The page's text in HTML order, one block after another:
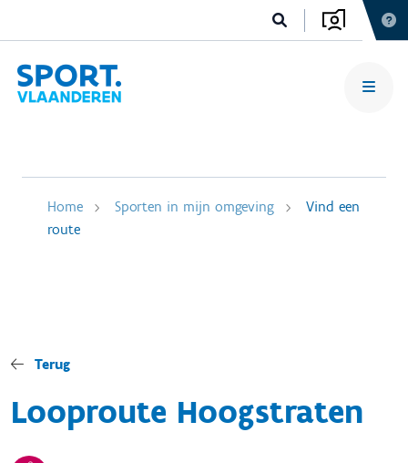
Home Sporten in mijn omgeving
Vind een
route
Terug
Looproute Hoogstraten